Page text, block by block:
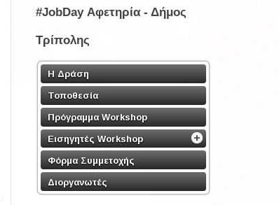
#JobDay Αφετηρία - Δήμος
Τρίπολης
Η Δράση
Τοποθεσία
Πρόγραμμα Workshop
Εισηγητές Workshop
Φόρμα Συμμετοχής
Διοργανωτές